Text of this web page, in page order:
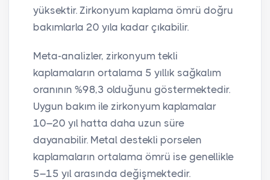
yüksektir. Zirkonyum kaplama ömrü doğru
bakımlarla 20 yıla kadar çıkabilir.
Meta-analizler, zirkonyum tekli
kaplamaların ortalama 5 yıllık sağkalım
oranının %98,3 olduğunu göstermektedir.
Uygun bakım ile zirkonyum kaplamalar
10–20 yıl hatta daha uzun süre
dayanabilir. Metal destekli porselen
kaplamaların ortalama ömrü ise genellikle
5–15 yıl arasında değişmektedir.